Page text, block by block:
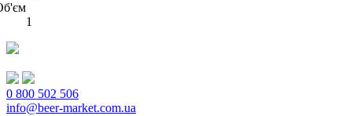
1
0 800 502 506
info@beer-market.com.ua